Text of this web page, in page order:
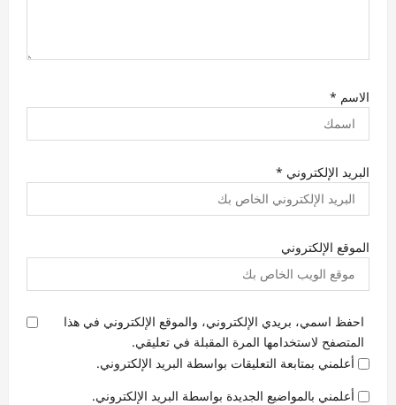
الاسم *
البريد الإلكتروني *
الموقع الإلكتروني
احفظ اسمي، بريدي الإلكتروني، والموقع الإلكتروني في هذا
المتصفح لاستخدامها المرة المقبلة في تعليقي.
أعلمني بمتابعة التعليقات بواسطة البريد الإلكتروني.
أعلمني بالمواضيع الجديدة بواسطة البريد الإلكتروني.